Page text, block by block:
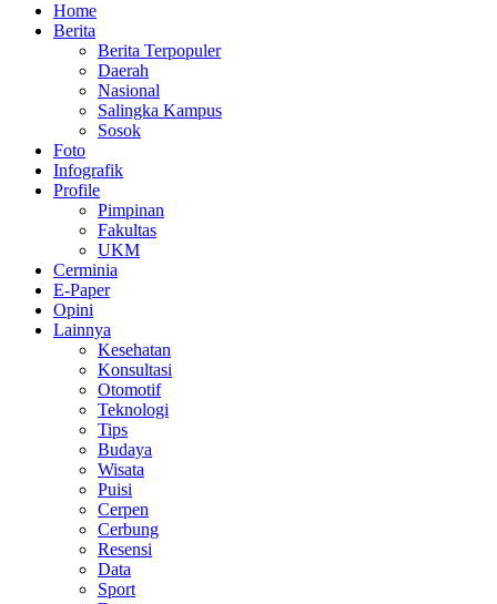
Home
Berita
Berita Terpopuler
Daerah
Nasional
Salingka Kampus
Sosok
Foto
Infografik
Profile
Pimpinan
Fakultas
UKM
Cerminia
E-Paper
Opini
Lainnya
Kesehatan
Konsultasi
Otomotif
Teknologi
Tips
Budaya
Wisata
Puisi
Cerpen
Cerbung
Resensi
Data
Sport